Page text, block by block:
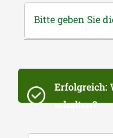
Bitte geben Sie
Erfolgreich:
erhalten?